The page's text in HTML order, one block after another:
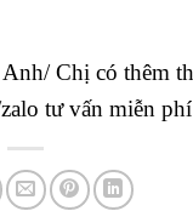
Anh/ Chị có thêm
tư vấn miễn